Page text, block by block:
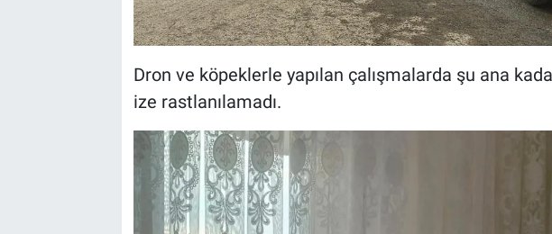
Dron ve köpeklerle yapılan çalışmalarda şu ana
ize rastlanılamadı.